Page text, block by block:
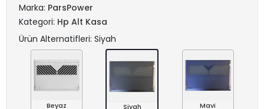
Marka: ParsPower
Kategori: Hp Alt Kasa
Ürün Alternatifleri: Siyah
Beyaz Siyah Mavi